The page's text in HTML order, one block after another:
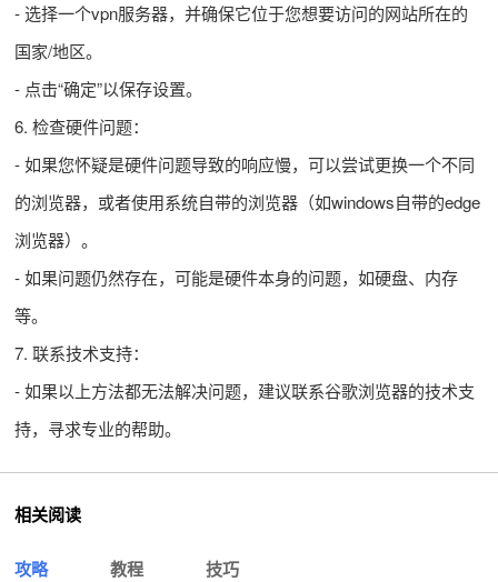
- 选择一个vpn服务器，并确保它位于您想要访问的网站所在的
国家/地区。
- 点击“确定”以保存设置。
6. 检查硬件问题：
- 如果您怀疑是硬件问题导致的响应慢，可以尝试更换一个不同
的浏览器，或者使用系统自带的浏览器（如windows自带的edge
浏览器）。
- 如果问题仍然存在，可能是硬件本身的问题，如硬盘、内存
等。
7. 联系技术支持：
- 如果以上方法都无法解决问题，建议联系谷歌浏览器的技术支
持，寻求专业的帮助。
相关阅读
攻略 教程 技巧